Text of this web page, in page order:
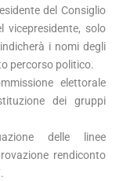
del Consiglio
vicepresidente, solo
i nomi degli
percorso politico.
elettorale
dei gruppi
delle linee
rendiconto